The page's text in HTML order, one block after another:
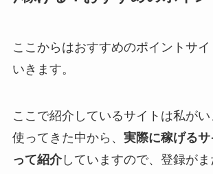
ここからはおすすめのポイントサ
いきます。
ここで紹介しているサイトは私がい
使ってきた中から、 実際に稼げる
って紹介していますので、登録が